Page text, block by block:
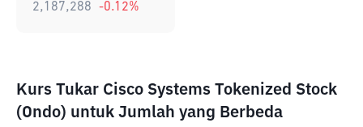
2,187,288 -0.12%
Kurs Tukar Cisco Systems Tokenized Stock
(Ondo) untuk Jumlah yang Berbeda